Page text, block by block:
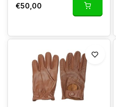
€50,00